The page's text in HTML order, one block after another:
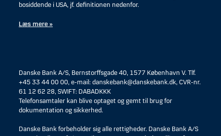
bosiddende i USA, jf. definitionen nedenfor.
Læs mere »
Danske Bank A/S, Bernstorffsgade 40, 1577 København V. Tlf.
+45 33 44 00 00, e-mail: danskebank@danskebank.dk, CVR-nr.
61 12 62 28, SWIFT: DABADKKK
Telefonsamtaler kan blive optaget og gemt til brug for
dokumentation og sikkerhed.
Danske Bank forbeholder sig alle rettigheder. Danske Bank A/S